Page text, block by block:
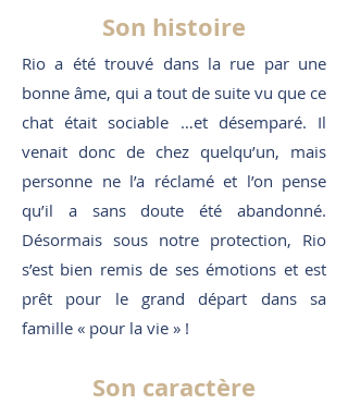
Son histoire
Rio a été trouvé dans la rue par une
bonne âme, qui a tout de suite vu que ce
chat était sociable …et désemparé. Il
venait donc de chez quelqu’un, mais
personne ne l’a réclamé et l’on pense
qu’il a sans doute été abandonné.
Désormais sous notre protection, Rio
s’est bien remis de ses émotions et est
prêt pour le grand départ dans sa
famille « pour la vie » !
Son caractère